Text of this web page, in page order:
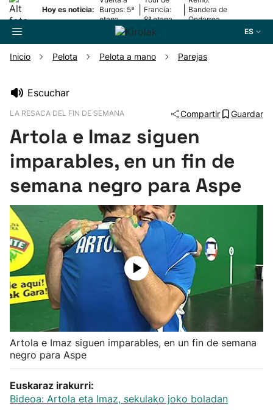
Hoy es noticia:
Burgos: 5ª
etapa
Francia:
8ª etapa
Bandera de
Ondarroa
ES
Pelota
Remo
Baloncesto
Ciclismo
Herri-kirolak
Balonmano
Kirolak 360
Atletismo
Inicio Pelota Pelota a mano Parejas
Escuchar
LA RESACA DEL FIN DE SEMANA Compartir Guardar
Artola e Imaz siguen
imparables, en un fin de
semana negro para Aspe
Artola e Imaz siguen imparables, en un fin de semana
negro para Aspe
Euskaraz irakurri:
Bideoa: Artola eta Imaz, sekulako joko boladan